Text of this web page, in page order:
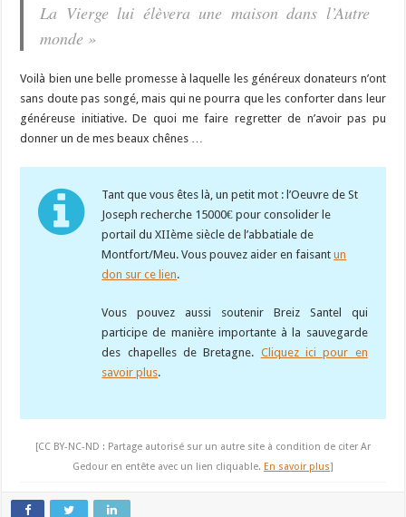
La Vierge lui élèvera une maison dans l’Autre
monde »
Voilà bien une belle promesse à laquelle les généreux donateurs n’ont
sans doute pas songé, mais qui ne pourra que les conforter dans leur
généreuse initiative. De quoi me faire regretter de n’avoir pas pu
donner un de mes beaux chênes …
Tant que vous êtes là, un petit mot : l’Oeuvre de St
Joseph recherche 15000€ pour consolider le
portail du XIIème siècle de l’abbatiale de
Montfort/Meu. Vous pouvez aider en faisantun
don sur ce lien.
Vous pouvez aussi soutenir Breiz Santel qui
participe de manière importante à la sauvegarde
des chapelles de Bretagne. Cliquez ici pour en
savoir plus.
[CC BY-NC-ND : Partage autorisé sur un autre site à condition de citer Ar
Gedour en entête avec un lien cliquable. En savoir plus]